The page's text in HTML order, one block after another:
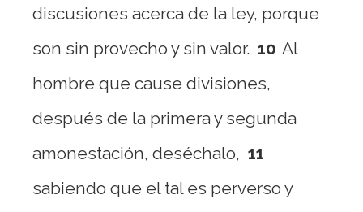
discusiones acerca de la ley, porque
son sin provecho y sin valor. 10 Al
hombre que cause divisiones,
después de la primera y segunda
amonestación, deséchalo, 11
sabiendo que el tal es perverso y